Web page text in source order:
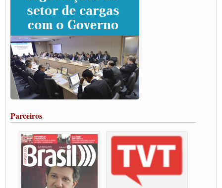
Paulinho e Litti debatem política global para transporte rodoviário de cargas na
SUTCRA no Uruguai
Grande Conquista da Categoria transporte de Cargas e Caminhoneiros Autonomos
ENCONTRO INTERNACIONAL EM APOIO A CLASSE TRABALHADORA
DO BRASIL E A ELEIÇÃO 2022
Carta às Brasileiras e aos Brasileiros em Defesa do Estado Democrático de Direito
Paulinho, presidente da CNTTL, faz balanço do 3º Congresso da CNTTL
Caminhoneiros aprovam greve a partir do 1º de novembro
Rodoviários de Feira Santana fazem Assembleia para avaliar proposta de reajuste
salarial
Vacina Já: Lockdown de 24 horas dos trabalhadores em transportes está mantido,
Condutores de Guarulhos farão greve sanitária nesta terça-feira (20)
Paralisação dos Caminhoneiros na #BR285, entrocamento que liga o Mercosul ao
Rio Grande
Caminhoneiros bloqueiam duas faixas na Castello Branco e fazem protesto
Modal-Live #13 Aumento da Violência Contra Mulher e o Adoecimento da Classe
Parceiros